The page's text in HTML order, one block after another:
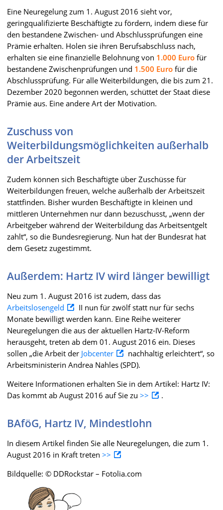
Eine Neuregelung zum 1. August 2016 sieht vor,
geringqualifizierte Beschäftigte zu fördern, indem diese für
den bestandene Zwischen- und Abschlussprüfungen eine
Prämie erhalten. Holen sie ihren Berufsabschluss nach,
erhalten sie eine finanzielle Belohnung von 1.000 Euro für
bestandene Zwischenprüfungen und 1.500 Euro für die
Abschlussprüfung. Für alle Weiterbildungen, die bis zum 21.
Dezember 2020 begonnen werden, schüttet der Staat diese
Prämie aus. Eine andere Art der Motivation.
Zuschuss von
Weiterbildungsmöglichkeiten außerhalb
der Arbeitszeit
Zudem können sich Beschäftigte über Zuschüsse für
Weiterbildungen freuen, welche außerhalb der Arbeitszeit
stattfinden. Bisher wurden Beschäftigte in kleinen und
mittleren Unternehmen nur dann bezuschusst, „wenn der
Arbeitgeber während der Weiterbildung das Arbeitsentgelt
zahlt“, so die Bundesregierung. Nun hat der Bundesrat hat
dem Gesetz zugestimmt.
Außerdem: Hartz IV wird länger bewilligt
Neu zum 1. August 2016 ist zudem, dass das
Arbeitslosengeld
II nun für zwölf statt nur für sechs
Monate bewilligt werden kann. Eine Reihe weiterer
Neuregelungen die aus der aktuellen Hartz-IV-Reform
herausgeht, treten ab dem 01. August 2016 ein. Dieses
sollen „die Arbeit der Jobcenter
nachhaltig erleichtert“, so
Arbeitsministerin Andrea Nahles (SPD).
Weitere Informationen erhalten Sie in dem Artikel: Hartz IV:
Das kommt ab August 2016 auf Sie zu >> .
BAföG, Hartz IV, Mindestlohn
In diesem Artikel finden Sie alle Neuregelungen, die zum 1.
August 2016 in Kraft treten >>
Bildquelle: © DDRockstar – Fotolia.com